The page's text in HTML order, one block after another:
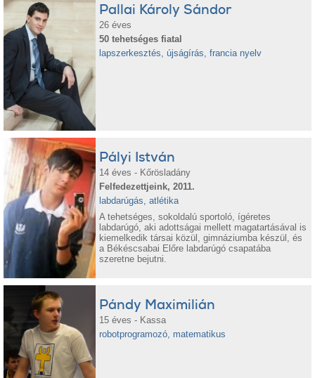
Pallai Károly Sándor
26 éves
50 tehetséges fiatal
lapszerkesztés, újságírás, francia nyelv
Pályi István
14 éves - Kőrösladány
Felfedezettjeink, 2011.
labdarúgás, atlétika
A tehetséges, sokoldalú sportoló, ígéretes
labdarúgó, aki adottságai mellett magatartásával is
kiemelkedik társai közül, gimnáziumba készül, és
a Békéscsabai Előre labdarúgó csapatába
szeretne bejutni.
Pándy Maximilián
15 éves - Kassa
robotprogramozó, matematikus